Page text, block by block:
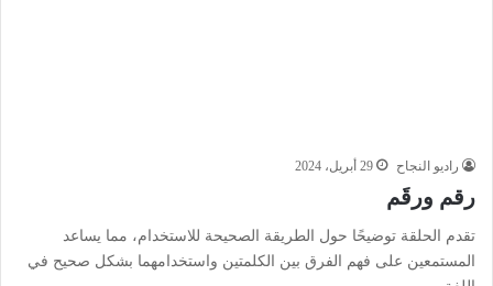
راديو النجاح 29 أبريل، 2024
رقم ورقَم
تقدم الحلقة توضيحًا حول الطريقة الصحيحة للاستخدام، مما يساعد
المستمعين على فهم الفرق بين الكلمتين واستخدامهما بشكل صحيح في